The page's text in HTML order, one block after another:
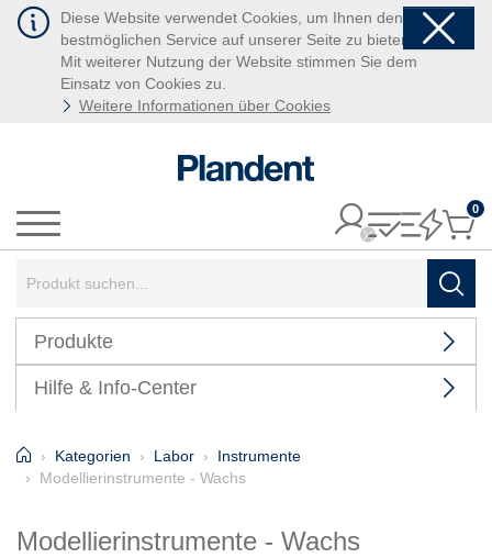
Diese Website verwendet Cookies, um Ihnen den
bestmöglichen Service auf unserer Seite zu bieten.
Mit weiterer Nutzung der Website stimmen Sie dem
Einsatz von Cookies zu.
Weitere Informationen über Cookies
Menü
0
Produkte
Hilfe & Info-Center
HomeKategorien Labor
Instrumente
Modellierinstrumente - Wachs
Modellierinstrumente - Wachs